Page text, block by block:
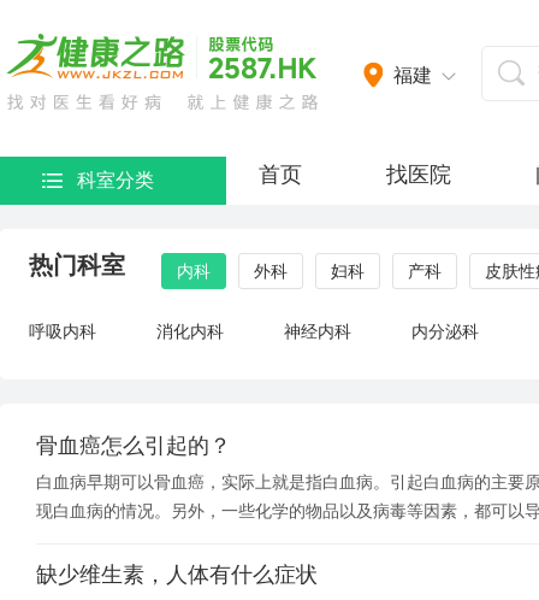
福建
科室分类 首页 找医院
热门科室 内科 外科 妇科 产科 皮肤
呼吸内科 消化内科 神经内科 内分泌科
骨血癌怎么引起的？
白血病早期可以骨血癌，实际上就是指白血病。引起白血病的主要
现白血病的情况。另外，一些化学的物品以及病毒等因素，都可以
缺少维生素，人体有什么症状